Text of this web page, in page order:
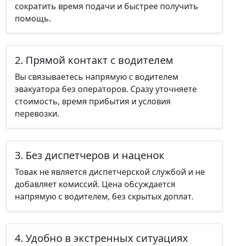
сократить время подачи и быстрее получить
помощь.
2. Прямой контакт с водителем
Вы связываетесь напрямую с водителем
эвакуатора без операторов. Сразу уточняете
стоимость, время прибытия и условия
перевозки.
3. Без диспетчеров и наценок
Товак не является диспетчерской службой и не
добавляет комиссий. Цена обсуждается
напрямую с водителем, без скрытых доплат.
4. Удобно в экстренных ситуациях